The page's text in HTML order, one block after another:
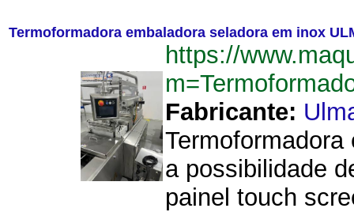
Termoformadora embaladora seladora em inox
https://
Fabricante:
a possibilidade
painel touch